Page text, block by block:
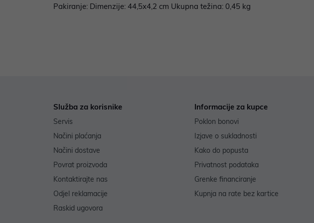
Pakiranje: Dimenzije: 44,5x4,2 cm Ukupna težina: 0,45 kg
Služba za korisnike
Servis
Načini plaćanja
Načini dostave
Povrat proizvoda
Kontaktirajte nas
Odjel reklamacije
Raskid ugovora
Informacije za kupce
Poklon bonovi
Izjave o sukladnosti
Kako do popusta
Privatnost podataka
Grenke financiranje
Kupnja na rate bez kartice